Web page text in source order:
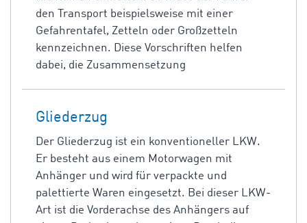
den Transport beispielsweise mit einer
Gefahrentafel, Zetteln oder Großzetteln
kennzeichnen. Diese Vorschriften helfen
dabei, die Zusammensetzung
Gliederzug
Der Gliederzug ist ein konventioneller LKW.
Er besteht aus einem Motorwagen mit
Anhänger und wird für verpackte und
palettierte Waren eingesetzt. Bei dieser LKW-
Art ist die Vorderachse des Anhängers auf